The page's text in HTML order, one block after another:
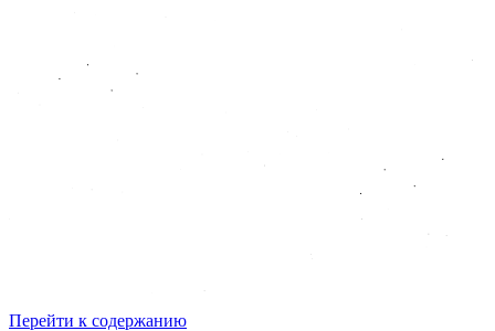
Перейти к содержанию